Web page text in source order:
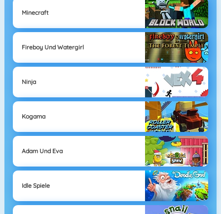
Minecraft
Fireboy Und Watergirl
Ninja
Kogama
Adam Und Eva
Idle Spiele